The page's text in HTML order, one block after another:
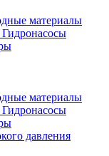
материалы
материалы
давления